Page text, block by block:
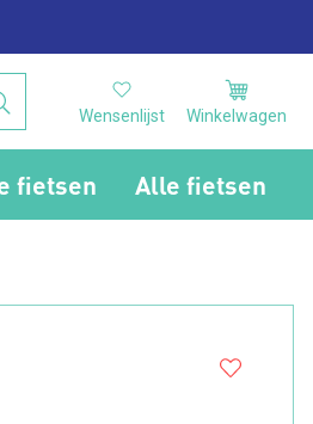
Wensenlijst Winkelwagen
fietsen Alle fietsen